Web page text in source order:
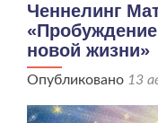
Ченнелинг
новой жизни»
Опубликовано 13